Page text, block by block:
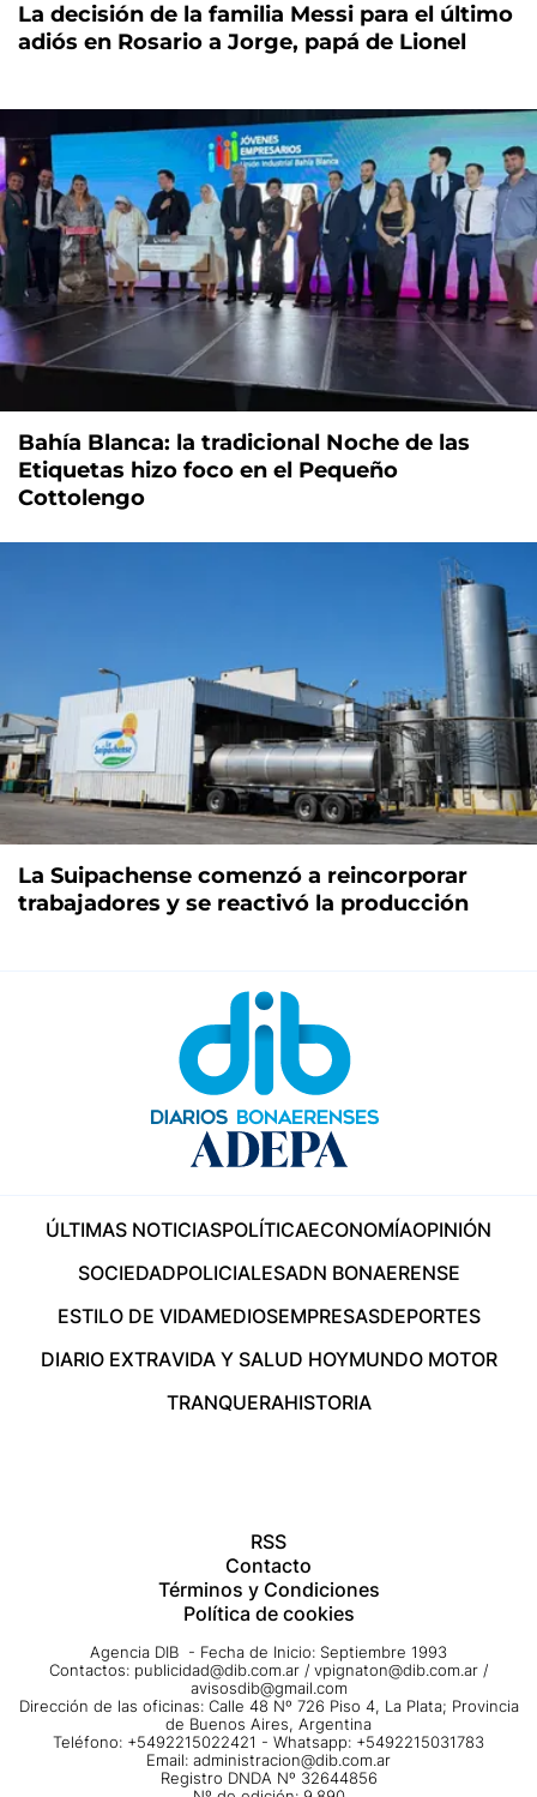
La decisión de la familia Messi para el último
adiós en Rosario a Jorge, papá de Lionel
Bahía Blanca: la tradicional Noche de las
Etiquetas hizo foco en el Pequeño
Cottolengo
La Suipachense comenzó a reincorporar
trabajadores y se reactivó la producción
ÚLTIMAS NOTICIASPOLÍTICAECONOMÍAOPINIÓN
SOCIEDADPOLICIALESADN BONAERENSE
ESTILO DE VIDAMEDIOSEMPRESASDEPORTES
DIARIO EXTRAVIDA Y SALUD HOYMUNDO MOTOR
TRANQUERAHISTORIA
RSS
Contacto
Términos y Condiciones
Política de cookies
Agencia DIB - Fecha de Inicio: Septiembre 1993
Contactos: publicidad@dib.com.ar / vpignaton@dib.com.ar /
avisosdib@gmail.com
Dirección de las oficinas: Calle 48 Nº 726 Piso 4, La Plata; Provincia
de Buenos Aires, Argentina
Teléfono: +5492215022421 - Whatsapp: +5492215031783
Email: administracion@dib.com.ar
Registro DNDA Nº 32644856